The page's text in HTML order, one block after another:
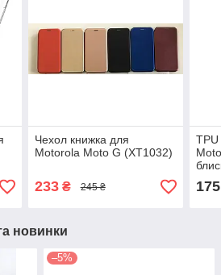
Чехол книжка для
Motorola Moto G (XT1032)
233₴ 245 ₴ 175
новинки
–5%